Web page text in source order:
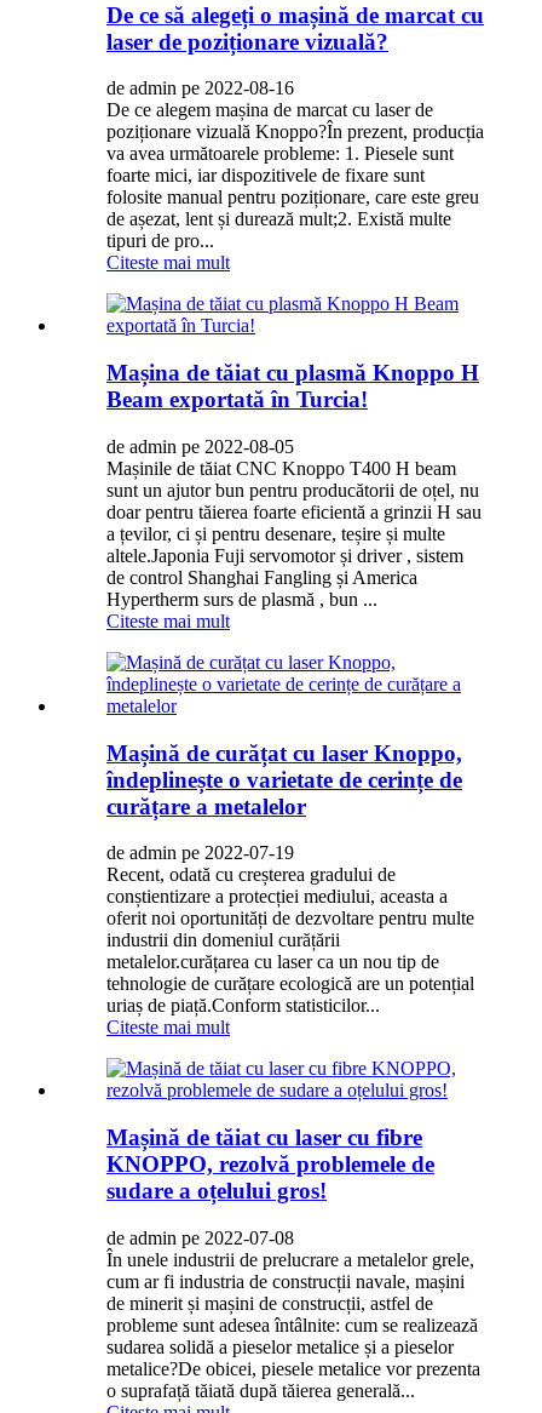
De ce să alegeți o mașină de marcat cu
laser de poziționare vizuală?
de admin pe 2022-08-16
De ce alegem mașina de marcat cu laser de
poziționare vizuală Knoppo?În prezent, producția
va avea următoarele probleme: 1. Piesele sunt
foarte mici, iar dispozitivele de fixare sunt
folosite manual pentru poziționare, care este greu
de așezat, lent și durează mult;2. Există multe
tipuri de pro...
Citeste mai mult
Mașina de tăiat cu plasmă Knoppo H
Beam exportată în Turcia!
de admin pe 2022-08-05
Mașinile de tăiat CNC Knoppo T400 H beam
sunt un ajutor bun pentru producătorii de oțel, nu
doar pentru tăierea foarte eficientă a grinzii H sau
a țevilor, ci și pentru desenare, teșire și multe
altele.Japonia Fuji servomotor și driver , sistem
de control Shanghai Fangling și America
Hypertherm surs de plasmă , bun ...
Citeste mai mult
Mașină de curățat cu laser Knoppo,
îndeplinește o varietate de cerințe de
curățare a metalelor
de admin pe 2022-07-19
Recent, odată cu creșterea gradului de
conștientizare a protecției mediului, aceasta a
oferit noi oportunități de dezvoltare pentru multe
industrii din domeniul curățării
metalelor.curățarea cu laser ca un nou tip de
tehnologie de curățare ecologică are un potențial
uriaș de piață.Conform statisticilor...
Citeste mai mult
Mașină de tăiat cu laser cu fibre
KNOPPO, rezolvă problemele de
sudare a oțelului gros!
de admin pe 2022-07-08
În unele industrii de prelucrare a metalelor grele,
cum ar fi industria de construcții navale, mașini
de minerit și mașini de construcții, astfel de
probleme sunt adesea întâlnite: cum se realizează
sudarea solidă a pieselor metalice și a pieselor
metalice?De obicei, piesele metalice vor prezenta
o suprafață tăiată după tăierea generală...